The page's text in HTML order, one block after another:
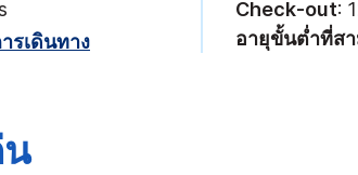
รเดินทาง
Check-out:
อายุขั้นต่ำที่ส